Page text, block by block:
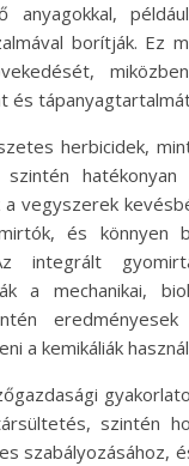
anyagokkal,
borítják. Ez
és
herbicidek,
hatékonyan
a vegyszerek
és könnyen
integrált
a mechanikai,
a kemikáliák
szintén
szabályozásához,